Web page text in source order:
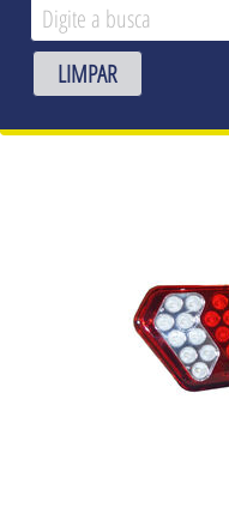
LIMPAR